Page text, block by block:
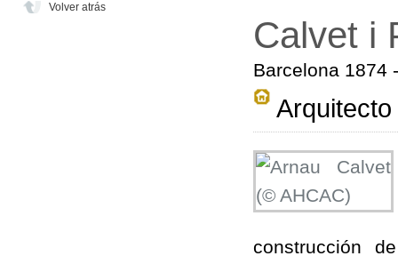
Volver atrás
Calvet i
Barcelona 1874
Arquitecto
construcción